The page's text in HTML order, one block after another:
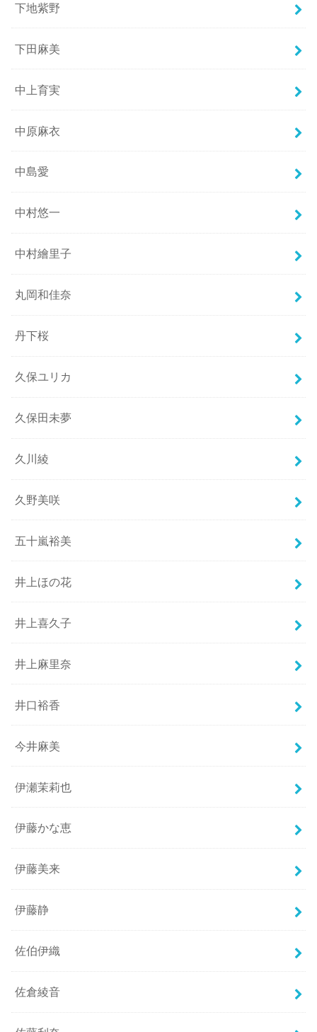
下地紫野
下田麻美
中上育実
中原麻衣
中島愛
中村悠一
中村繪里子
丸岡和佳奈
丹下桜
久保ユリカ
久保田未夢
久川綾
久野美咲
五十嵐裕美
井上ほの花
井上喜久子
井上麻里奈
井口裕香
今井麻美
伊瀬茉莉也
伊藤かな恵
伊藤美来
伊藤静
佐伯伊織
佐倉綾音